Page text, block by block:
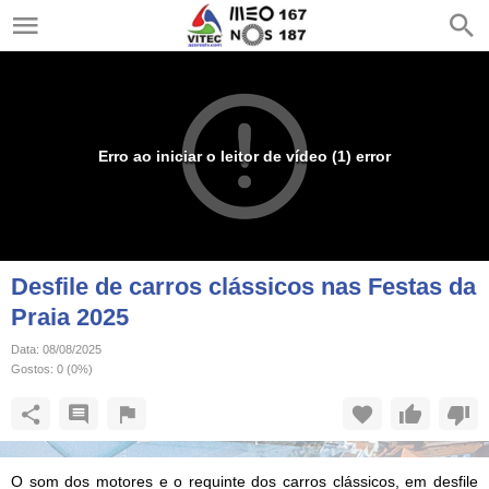
Erro ao iniciar o leitor de vídeo (1) error
Desfile de carros clássicos nas Festas da
Praia 2025
Data: 08/08/2025
Gostos: 0 (0%)
O som dos motores e o requinte dos carros clássicos, em desfile